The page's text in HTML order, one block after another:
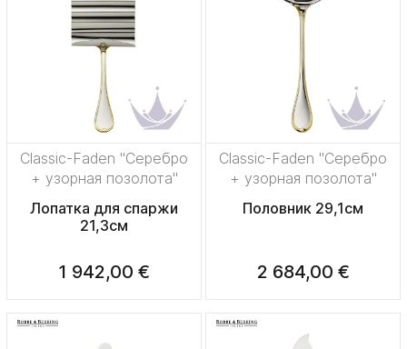
Classic-Faden "Серебро
+ узорная позолота"
Лопатка для спаржи
21,3см
1 942,00 €
Classic-Faden "Серебро
+ узорная позолота"
Половник 29,1см
2 684,00 €